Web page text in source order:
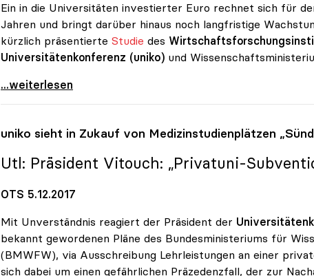
Ein in die Universitäten investierter Euro rechnet sich für
Jahren und bringt darüber hinaus noch langfristige
kürzlich präsentierte Studie des
Universitätenkonferenz (uniko) und
Unis bringen Staat und Wirtschaft mehr als nur
...weiterlesen
uniko sieht in Zukauf von Medizinstudienplätzen
Utl: Präsident Vitouch: „Privatuni-
OTS 5.12.2017
Mit Unverständnis reagiert der Präsident der
bekannt gewordenen Pläne des Bundesministeriums für
(BMWFW), via Ausschreibung Lehrleistungen an einer
sich dabei um einen gefährlichen Präzedenzfall, der zur